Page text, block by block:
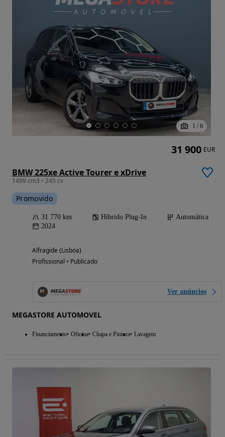
1 / 6
BMW 225xe Active Tourer e xDrive
1499 cm3 • 245 cv
Promovido
31 770 km Híbrido Plug-In
Automática
2024
Alfragide (Lisboa)
Profissional • Publicado
Ver anúncios
MEGASTORE AUTOMOVEL
Financiamento Oficina Chapa e Pintura Lavagem
31 900 EUR